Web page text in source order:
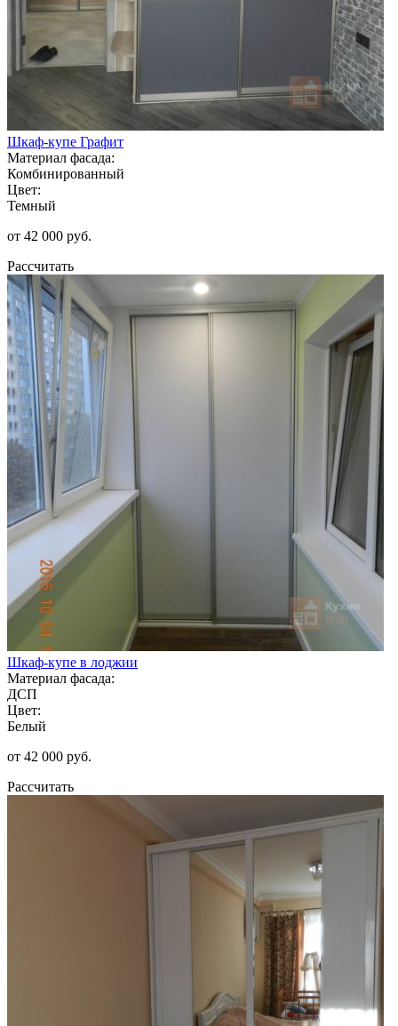
Шкаф-купе Графит
Материал фасада:
Комбинированный
Цвет:
Темный
от 42 000 руб.
Рассчитать
Шкаф-купе в лоджии
Материал фасада:
ДСП
Цвет:
Белый
от 42 000 руб.
Рассчитать